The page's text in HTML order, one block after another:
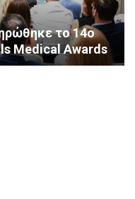
ΥΓΕΙΑ
και η